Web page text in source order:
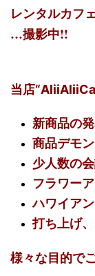
レンタルカフ
…撮影中!!
当店
新商品の
商品デモ
少人数の
フラワー
ハワイア
打ち上げ
様々な目的で